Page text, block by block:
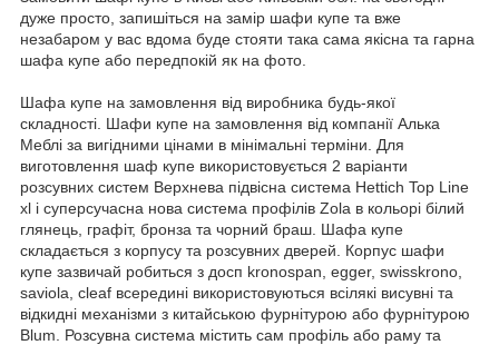
дуже просто, запишіться на замір шафи купе та вже
незабаром у вас вдома буде стояти така сама якісна та гарна
шафа купе або передпокій як на фото.
Шафа купе на замовлення від виробника будь-якої
складності. Шафи купе на замовлення від компанії Алька
Меблі за вигідними цінами в мінімальні терміни. Для
виготовлення шаф купе використовується 2 варіанти
розсувних систем Верхнева підвісна система Hettich Top Line
xl і суперсучасна нова система профілів Zola в кольорі білий
глянець, графіт, бронза та чорний браш. Шафа купе
складається з корпусу та розсувних дверей. Корпус шафи
купе зазвичай робиться з досп kronospan, egger, swisskrono,
saviola, cleaf всередині використовуються всілякі висувні та
відкидні механізми з китайською фурнітурою або фурнітурою
Blum. Розсувна система містить сам профіль або раму та